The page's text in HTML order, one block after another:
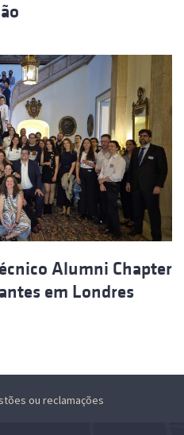
Alumni Chapter
em Londres
ou reclamações